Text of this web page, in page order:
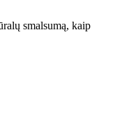
smalsumą, kaip